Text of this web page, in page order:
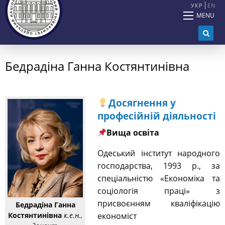
УКР EN
MENU
Бедрадіна Ганна Костянтинівна
Бедрадіна Ганна
Костянтинівна к.е.н.,
Досягнення у
професійній діяльності
Вища освіта
Одеський інститут народного
господарства, 1993 р., за
спеціальністю «Економіка та
соціологія праці» з
присвоєнням кваліфікацію
економіст